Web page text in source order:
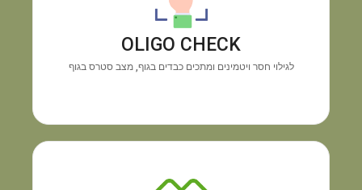
OLIGO CHECK
לגילוי חסר ויטמינים ומתכים כבדים בגוף, מצב סטרס בגוף
בדיקה טכנולוגית מיידית דרך כף היד.
חוסרים בוויטמינים ומינרלים והצטברות מתכות רעילות,
ללא צורך בבדיקת דם.